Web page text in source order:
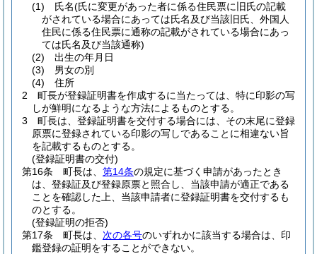
(1)
氏名(氏に変更があった者に係る住民票に旧氏の記載
がされている場合にあっては氏名及び当該旧氏、外国人
住民に係る住民票に通称の記載がされている場合にあっ
ては氏名及び当該通称)
(2)
出生の年月日
(3)
男女の別
(4)
住所
2
町長が登録証明書を作成するに当たっては、特に印影の写
しが鮮明になるような方法によるものとする。
3
町長は、登録証明書を交付する場合には、その末尾に登録
原票に登録されている印影の写しであることに相違ない旨
を記載するものとする。
(登録証明書の交付)
第16条
町長は、 第14条の規定に基づく申請があったとき
は、登録証及び登録原票と照合し、当該申請が適正である
ことを確認した上、当該申請者に登録証明書を交付するも
のとする。
(登録証明の拒否)
第17条
町長は、 次の各号のいずれかに該当する場合は、印
鑑登録の証明をすることができない。